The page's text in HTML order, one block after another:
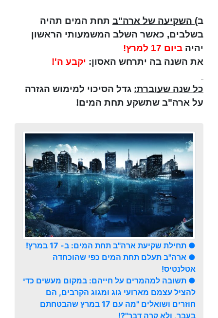
ב) השקיעה של ארה"ב תחת המים תהיה
בשלבים, כאשר השלב המשמעותי הראשון
יהיה ביום 17 למרץ!
את השנה בה יתרחש האסון: יקבע ה'!
כל שנה שעוברת: גדל הסיכוי למימוש הגזרה
על ארה"ב שתשקע תחת המים!
● תחילת שקיעת ארה"ב תחת המים: ב- 17 במרץ!
● ארה"ב תעלם תחת המים כפי שהוכחדה
אטלנטיס!
● תשובה למהמרים על חייהם: במקום מעשים כדי
להציל עצמם מארועי גוג ומגוג הקרבים, הם
חוזרים ושואלים "מה עם 17 במרץ שהבטחתם
בעבר, ולא קרה דבר"?!